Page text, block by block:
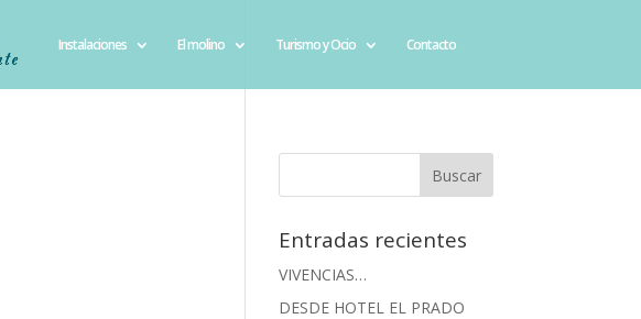
Instalaciones El molino Turismo y Ocio Contacto
Entradas recientes
VIVENCIAS…
DESDE HOTEL EL PRADO